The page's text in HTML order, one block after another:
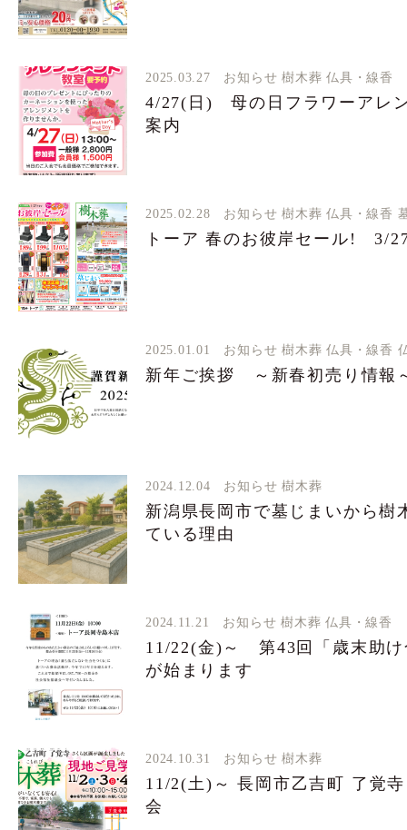
2025.03.27 お知らせ 樹木葬 仏具・線香
4/27(日) 母の日フラワーアレ
案内
2025.02.28 お知らせ 樹木葬 仏具・線香
トーア 春のお彼岸セール! 3/
2025.01.01 お知らせ 樹木葬 仏具・線香
新年ご挨拶 ～新春初売り情報
2024.12.04 お知らせ 樹木葬
新潟県長岡市で墓じまいから樹
ている理由
2024.11.21 お知らせ 樹木葬 仏具・線香
11/22(金)～ 第43回「歳末助け
が始まります
2024.10.31 お知らせ 樹木葬
11/2(土)～ 長岡市乙吉町 了覚
会